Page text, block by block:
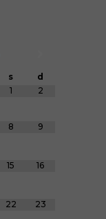
s
d
1
2
8 9
15 16
22 23